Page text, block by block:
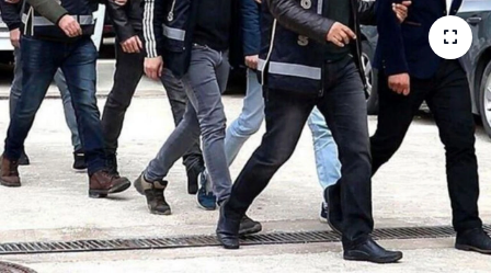
Manisa
Muğla
Politika
Uşak